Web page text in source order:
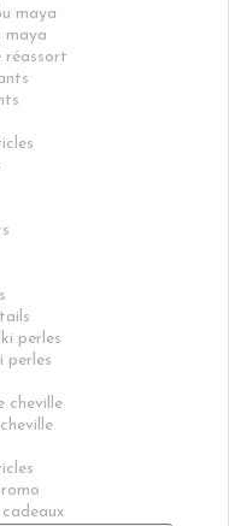
maya
réassort
perles
cadeaux